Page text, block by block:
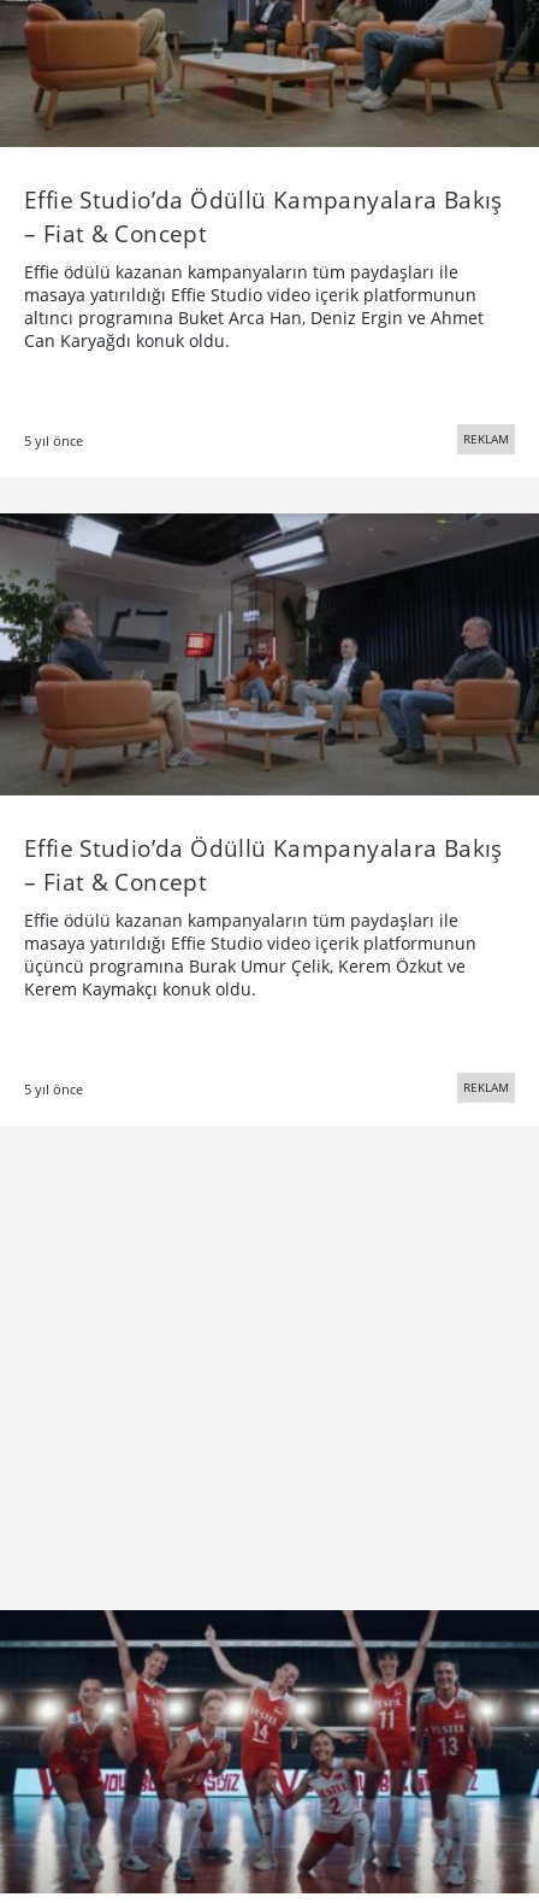
Effie Studio’da Ödüllü Kampanyalara Bakış
– Fiat & Concept
Effie ödülü kazanan kampanyaların tüm paydaşları ile
masaya yatırıldığı Effie Studio video içerik platformunun
altıncı programına Buket Arca Han, Deniz Ergin ve Ahmet
Can Karyağdı konuk oldu.
5 yıl önce REKLAM
Effie Studio’da Ödüllü Kampanyalara Bakış
– Fiat & Concept
Effie ödülü kazanan kampanyaların tüm paydaşları ile
masaya yatırıldığı Effie Studio video içerik platformunun
üçüncü programına Burak Umur Çelik, Kerem Özkut ve
Kerem Kaymakçı konuk oldu.
5 yıl önce REKLAM